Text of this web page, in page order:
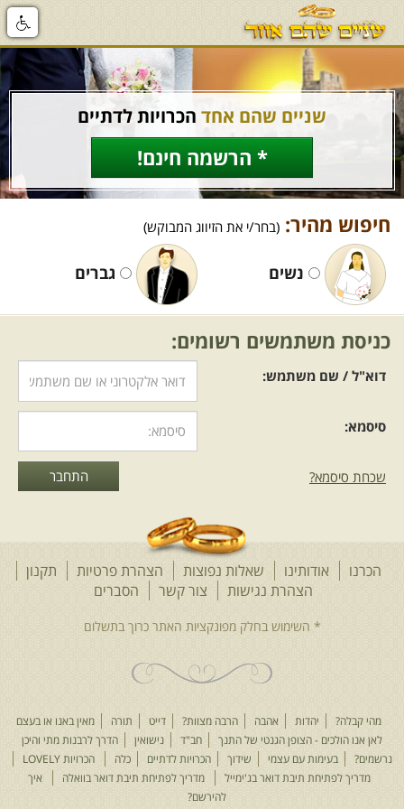
שניים שהם אחד הכרויות לדתיים
* הרשמה חינם!
חיפוש מהיר: (בחר/י את הזיווג המבוקש)
נשים גברים
כניסת משתמשים רשומים:
דוא"ל / שם משתמש:
סיסמא:
שכחת סיסמא?
הכרנו אודותינו שאלות נפוצות הצהרת פרטיות
תקנון
הצהרת נגישות
צור קשר הסברים
מהי קבלה? יהדות אהבה הרבה מצוות? דייט תורה
מאין באנו או בעצם
לאן אנו הולכים - הצופן הגנטי של התנך
חב"ד נישואין
הדרך לרבנות מתי והיכן
נרשמים?
בעימות עם עצמי שידוך הכרויות לדתיים כלה
הכרויות LOVELY
מדריך לפתיחת תיבת דואר בג'ימייל
מדריך לפתיחת תיבת דואר בוואלה
איך
להירשם?